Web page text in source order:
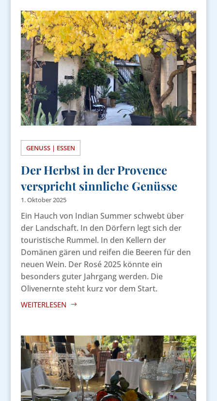
GENUSS | ESSEN
Der Herbst in der Provence
verspricht sinnliche Genüsse
1. Oktober 2025
Ein Hauch von Indian Summer schwebt über
der Landschaft. In den Dörfern legt sich der
touristische Rummel. In den Kellern der
Domänen gären und reifen die Beeren für den
neuen Wein. Der Rosé 2025 könnte ein
besonders guter Jahrgang werden. Die
Olivenernte steht kurz vor dem Start.
WEITERLESEN